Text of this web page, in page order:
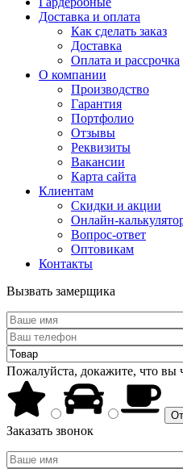
Доставка и оплата
Как сделать заказ
Доставка
Оплата и рассрочка
О компании
Производство
Гарантия
Портфолио
Отзывы
Реквизиты
Вакансии
Карта сайта
Клиентам
Скидки и акции
Онлайн-
Вопрос-ответ
Оптовикам
Контакты
Вызвать замерщика
Пожалуйста, докажите, что вы
Заказать звонок